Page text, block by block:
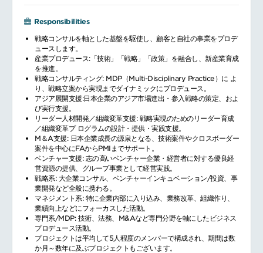
Responsibilities
戦略コンサルを軸とした基盤を駆使し、顧客と自社の事業をプロデ
ュースします。
産業プロデュース:「技術」「戦略」「政策」を融合し、新産業育成
を推進。
戦略コンサルティング: MDP（Multi-Disciplinary Practice）に よ
り、戦略立案から実現までダイナミックにプロデュース。
アジア展開支援:日本企業のアジア市場進出・参入戦略の策定、およ
び実行支援。
リーダー人材開発／組織変革支援: 戦略実現のためのリーダー育成
／組織変革プ ログラムの設計・提供・実践支援。
M＆A支援: 日本企業成長の源泉となる、技術案件やクロスボーダー
案件を中心にFAからPMIまでサポート。
ベンチャー支援: 志の高いベンチャー企業・経営者に対する優良経
営資源の提供、グループ事業として経営実践。
戦略系: 大企業コンサル、ベンチャーインキュベーション/投資、事
業開発など全般に携わる。
マネジメント系: 特に企業内部に入り込み、業務改革、組織作り、
業績向上などにフォーカスした活動。
専門系/MDP: 技術、法務、M&Aなど専門分野を軸にしたビジネス
プロデュース活動。
プロジェクトは平均して5人程度のメンバーで構成され、期間は数
か月～数年に及ぶプロジェクトもございます。